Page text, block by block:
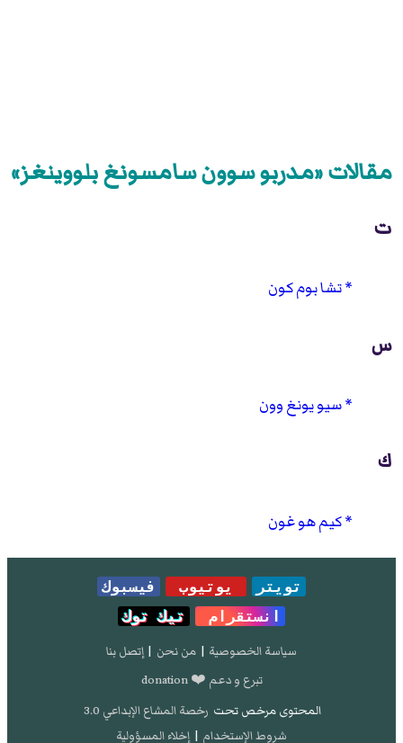
مقالات «مدربو سوون سامسونغ بلووينغز»
ت
تشا بوم كون
س
سيو يونغ وون
ك
كيم هو غون
تويتر يوتيوب
فيسبوك
انستقرام
تيك توك
سياسة الخصوصية | من نحن | إتصل بنا
تبرع و دعم ❤️ donation
المحتوى مرخص تحت رخصة المشاع الإبداعي 3.0
شروط الإستخدام | إخلاء المسؤولية